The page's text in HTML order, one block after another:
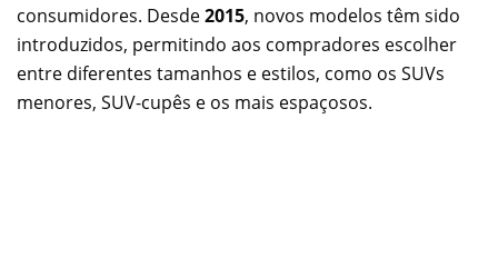
consumidores. Desde2015, novos modelos têm sido
introduzidos, permitindo aos compradores escolher
entre diferentes tamanhos e estilos, como os SUVs
menores, SUV-cupês e os mais espaçosos.